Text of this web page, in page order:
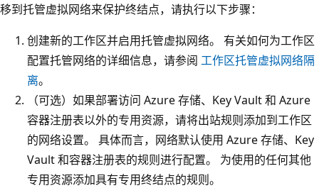
移到托管虚拟网络来保护终结点，请执行以下步骤：
创建新的工作区并启用托管虚拟网络。 有关如何为工作区
配置托管网络的详细信息，请参阅 工作区托管虚拟网络隔
离。
（可选）如果部署访问 Azure 存储、Key Vault 和 Azure
容器注册表以外的专用资源，请将出站规则添加到工作区
的网络设置。 具体而言，网络默认使用 Azure 存储、Key
Vault 和容器注册表的规则进行配置。 为使用的任何其他
专用资源添加具有专用终结点的规则。